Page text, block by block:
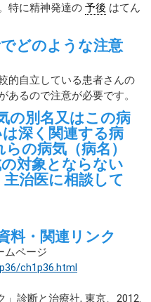
特に精神発達の 予後 はてん
どのような注意
的自立している患者さんの
あるので注意が必要です。
の別名又はこの病
深く関連する病
の病気（病名）
対象とならない
治医に相談して
料・関連リンク
ムページ
ch1p36.html
」診断と治療社, 東京、2012.